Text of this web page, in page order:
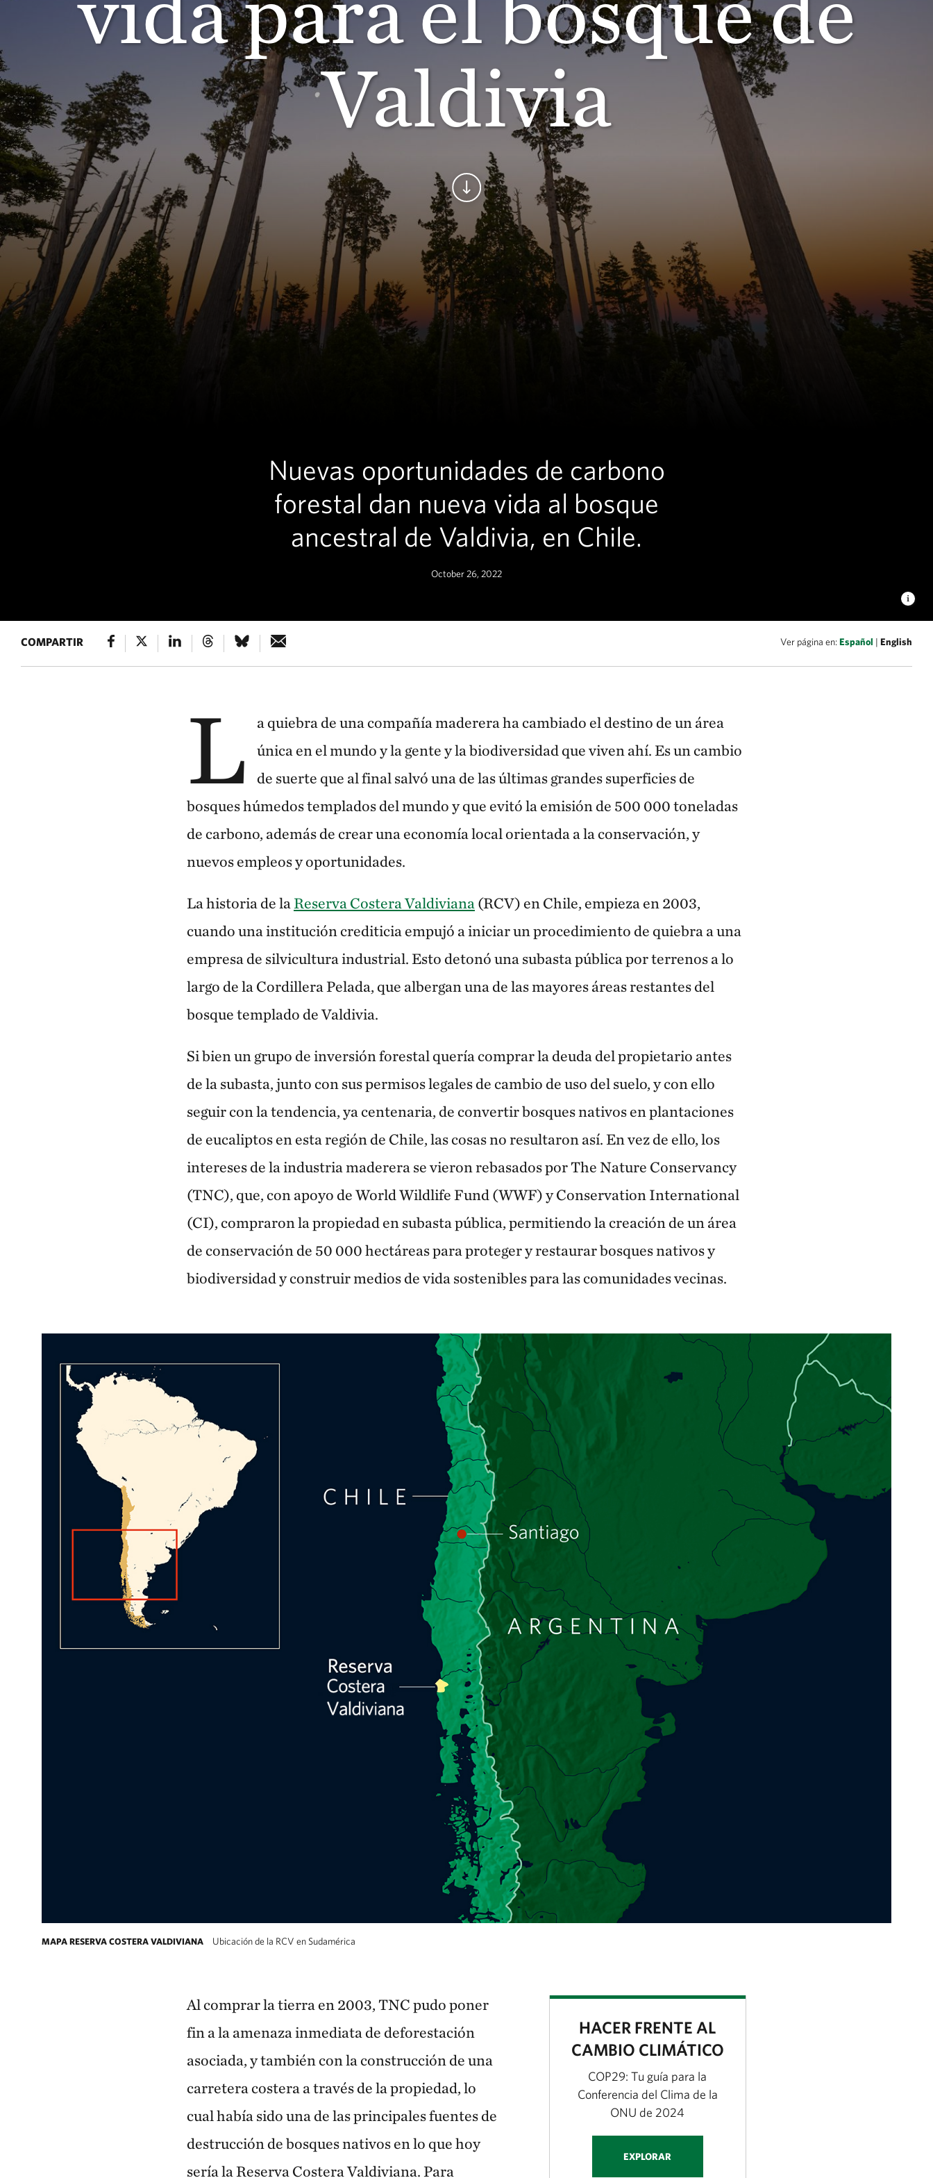
Valdivia
Seguir
Nuevas oportunidades de carbono
forestal dan nueva vida al bosque
ancestral de Valdivia, en Chile.
October 26, 2022
ÁRBOLES DE ALERCE AL ATARDECER Los árboles de alerce (Fitzroya cupressoides) se elevan hacia el cielo al atardecer en el Parque Nacional Alerce Costero, Los Ríos, Chile. © Nick Hall
COMPARTIR Ver página en:Español | English
L
a quiebra de una compañía maderera ha cambiado el destino de un área
única en el mundo y la gente y la biodiversidad que viven ahí. Es un cambio
de suerte que al final salvó una de las últimas grandes superficies de
bosques húmedos templados del mundo y que evitó la emisión de 500 000 toneladas
de carbono, además de crear una economía local orientada a la conservación, y
nuevos empleos y oportunidades.
La historia de la Reserva Costera Valdiviana (RCV) en Chile, empieza en 2003,
cuando una institución crediticia empujó a iniciar un procedimiento de quiebra a una
empresa de silvicultura industrial. Esto detonó una subasta pública por terrenos a lo
largo de la Cordillera Pelada, que albergan una de las mayores áreas restantes del
bosque templado de Valdivia.
Si bien un grupo de inversión forestal quería comprar la deuda del propietario antes
de la subasta, junto con sus permisos legales de cambio de uso del suelo, y con ello
seguir con la tendencia, ya centenaria, de convertir bosques nativos en plantaciones
de eucaliptos en esta región de Chile, las cosas no resultaron así. En vez de ello, los
intereses de la industria maderera se vieron rebasados por The Nature Conservancy
(TNC), que, con apoyo de World Wildlife Fund (WWF) y Conservation International
(CI), compraron la propiedad en subasta pública, permitiendo la creación de un área
de conservación de 50 000 hectáreas para proteger y restaurar bosques nativos y
biodiversidad y construir medios de vida sostenibles para las comunidades vecinas.
MAPA RESERVA COSTERA VALDIVIANA Ubicación de la RCV en Sudamérica
HACER FRENTE AL
CAMBIO CLIMÁTICO
COP29: Tu guía para la
Conferencia del Clima de la
ONU de 2024
EXPLORAR
Al comprar la tierra en 2003, TNC pudo poner
fin a la amenaza inmediata de deforestación
asociada, y también con la construcción de una
carretera costera a través de la propiedad, lo
cual había sido una de las principales fuentes de
destrucción de bosques nativos en lo que hoy
sería la Reserva Costera Valdiviana. Para